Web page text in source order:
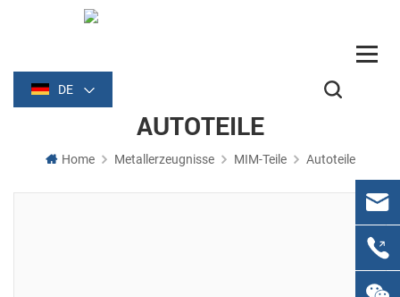
DE
AUTOTEILE
Home Metallerzeugnisse MIM-Teile Autoteile